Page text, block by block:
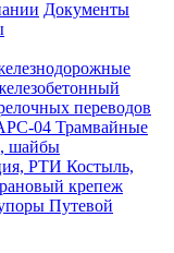
Документы
переводов
04 Трамвайные
шайбы
РТИ Костыль,
крепеж
Путевой